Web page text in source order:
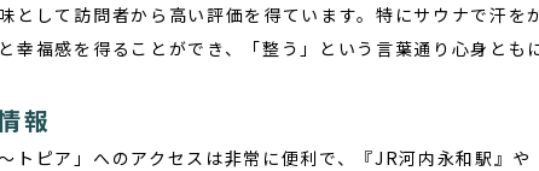
として訪問者から高い評価を得ています。特にサウナで汗を
幸福感を得ることができ、「整う」という言葉通り心身とも
報
トピア」へのアクセスは非常に便利で、『JR河内永和駅』